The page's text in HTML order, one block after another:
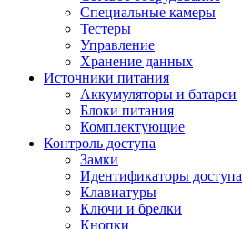
Специальные камеры
Тестеры
Управление
Хранение данных
Источники питания
Аккумуляторы и батареи
Блоки питания
Комплектующие
Контроль доступа
Замки
Идентификаторы доступа
Клавиатуры
Ключи и брелки
Кнопки